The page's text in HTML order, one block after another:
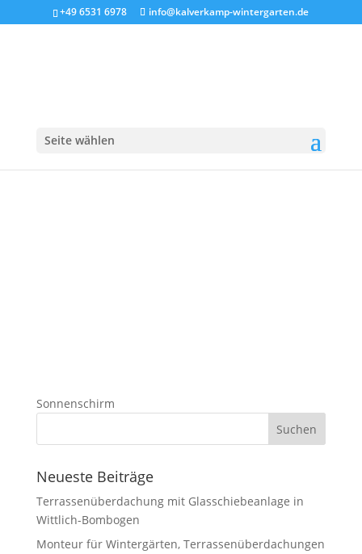
+49 6531 6978 info@kalverkamp-wintergarten.de
Seite wählen
Sonnenschirm
Neueste Beiträge
Terrassenüberdachung mit Glasschiebeanlage in
Wittlich-Bombogen
Monteur für Wintergärten, Terrassenüberdachungen